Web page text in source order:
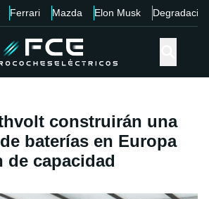
Ferrari Mazda Elon Musk Degradación
construirán una
baterías en Europa
de capacidad